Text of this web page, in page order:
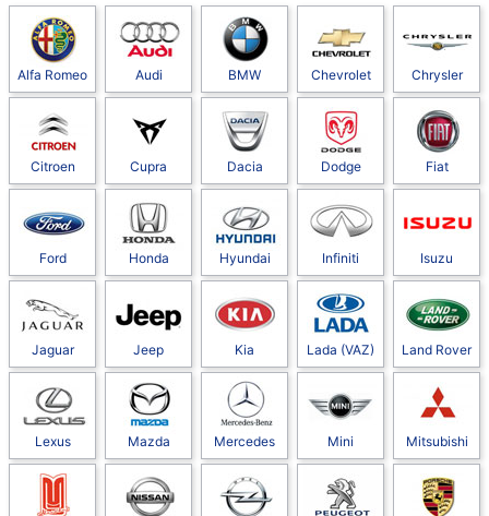
Alfa Romeo Audi BMW Chevrolet Chrysler
Citroen Cupra Dacia Dodge Fiat
Ford Honda Hyundai Infiniti Isuzu
Jaguar Jeep Kia Lada (VAZ) Land Rover
Lexus Mazda Mercedes Mini Mitsubishi